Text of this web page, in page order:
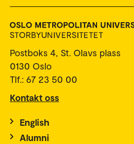
Postboks 4, St. Olavs plass
0130 Oslo
Tlf.: 67 23 50 00
Kontakt oss
English
Alumni